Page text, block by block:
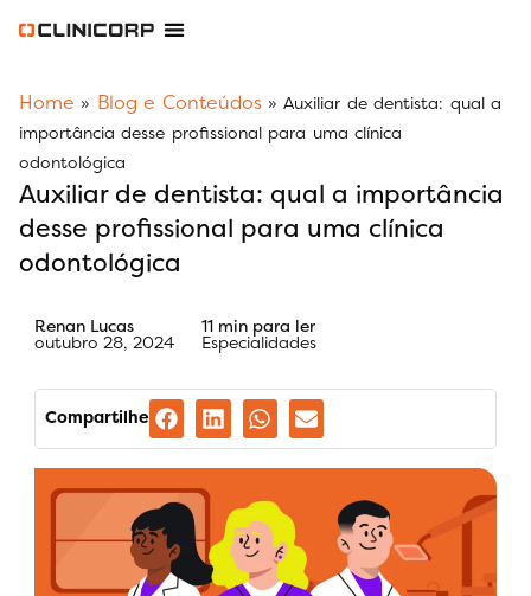
Home » Blog e Conteúdos»Auxiliar de dentista: qual a
importância desse profissional para uma clínica
odontológica
Auxiliar de dentista: qual a importância
desse profissional para uma clínica
odontológica
Renan Lucas
outubro 28, 2024
11 min para ler
Especialidades
Compartilhe